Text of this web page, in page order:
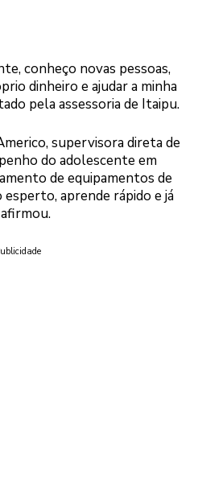
conheço novas pessoas,
dinheiro e ajudar a minha
pela assessoria de Itaipu.
supervisora direta de
do adolescente em
de equipamentos de
aprende rápido e já